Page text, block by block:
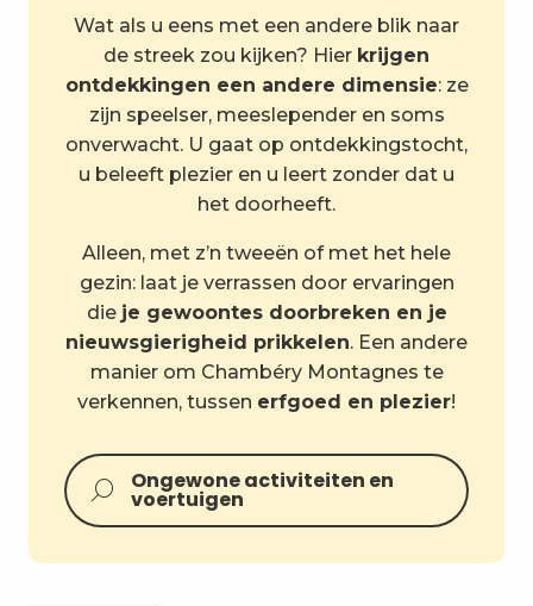
Wat als u eens met een andere blik naar
de streek zou kijken? Hier krijgen
ontdekkingen een andere dimensie: ze
zijn speelser, meeslepender en soms
onverwacht. U gaat op ontdekkingstocht,
u beleeft plezier en u leert zonder dat u
het doorheeft.
Alleen, met z’n tweeën of met het hele
gezin: laat je verrassen door ervaringen
die je gewoontes doorbreken en je
nieuwsgierigheid prikkelen. Een andere
manier om Chambéry Montagnes te
verkennen, tussen erfgoed en plezier!
Ongewone activiteiten en
voertuigen